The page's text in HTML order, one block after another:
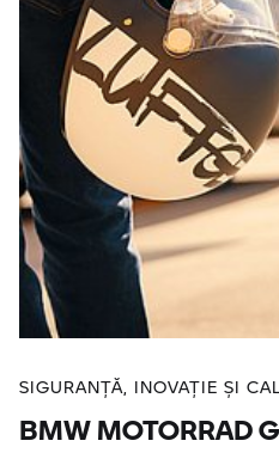
SIGURANȚĂ, INOVAȚIE ȘI
BMW MOTORRAD